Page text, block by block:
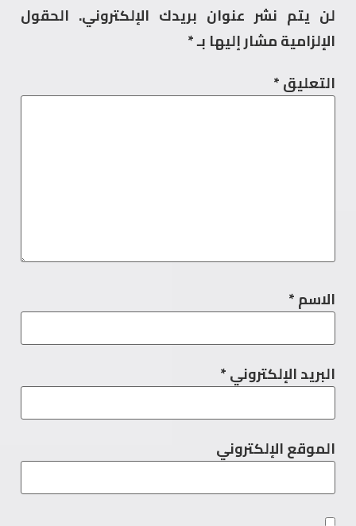
لن يتم نشر عنوان بريدك الإلكتروني. الحقول
الإلزامية مشار إليها بـ *
التعليق*
الاسم*
البريد الإلكتروني*
الموقع الإلكتروني